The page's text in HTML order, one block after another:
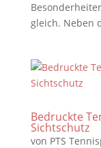
gleich. Neben
Bedruckte
Sichtschutz
von PTS